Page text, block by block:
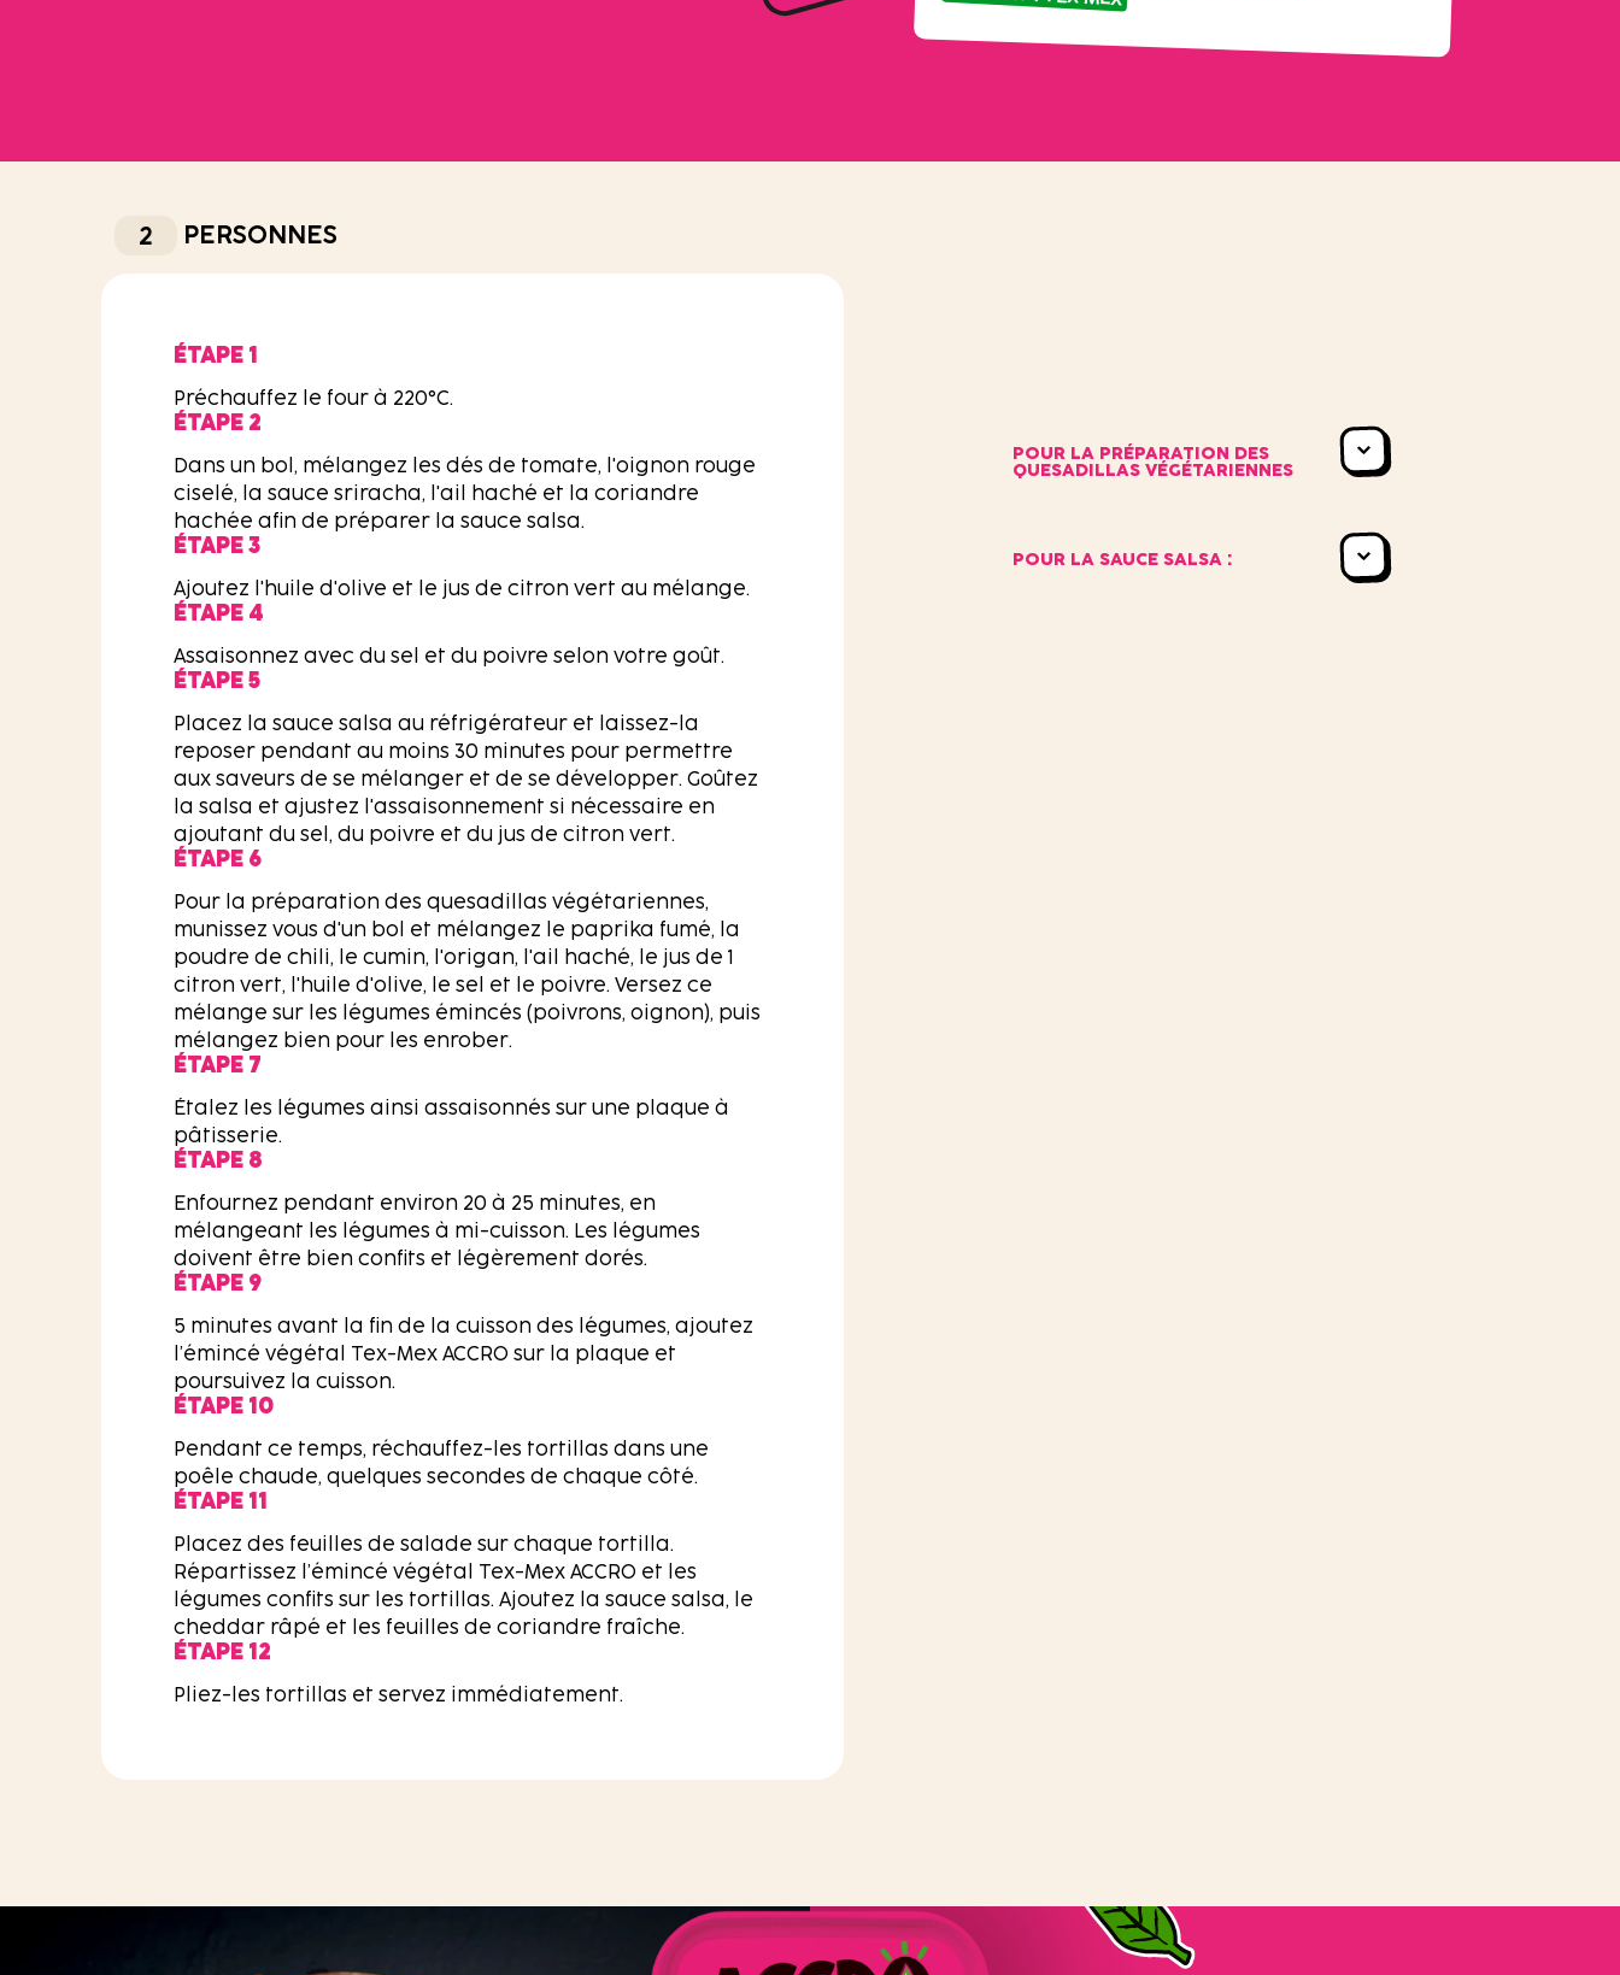
2 PERSONNES
POUR LA PRÉPARATION DES
QUESADILLAS VÉGÉTARIENNES
POUR LA SAUCE SALSA :
ÉTAPE 1
Préchauffez le four à 220°C.
ÉTAPE 2
Dans un bol, mélangez les dés de tomate, l'oignon rouge
ciselé, la sauce sriracha, l'ail haché et la coriandre
hachée afin de préparer la sauce salsa.
ÉTAPE 3
Ajoutez l'huile d'olive et le jus de citron vert au mélange.
ÉTAPE 4
Assaisonnez avec du sel et du poivre selon votre goût.
ÉTAPE 5
Placez la sauce salsa au réfrigérateur et laissez-la
reposer pendant au moins 30 minutes pour permettre
aux saveurs de se mélanger et de se développer. Goûtez
la salsa et ajustez l'assaisonnement si nécessaire en
ajoutant du sel, du poivre et du jus de citron vert.
ÉTAPE 6
Pour la préparation des quesadillas végétariennes,
munissez vous d'un bol et mélangez le paprika fumé, la
poudre de chili, le cumin, l'origan, l'ail haché, le jus de 1
citron vert, l'huile d'olive, le sel et le poivre. Versez ce
mélange sur les légumes émincés (poivrons, oignon), puis
mélangez bien pour les enrober.
ÉTAPE 7
Étalez les légumes ainsi assaisonnés sur une plaque à
pâtisserie.
ÉTAPE 8
Enfournez pendant environ 20 à 25 minutes, en
mélangeant les légumes à mi-cuisson. Les légumes
doivent être bien confits et légèrement dorés.
ÉTAPE 9
5 minutes avant la fin de la cuisson des légumes, ajoutez
l’émincé végétal Tex-Mex ACCRO sur la plaque et
poursuivez la cuisson.
ÉTAPE 10
Pendant ce temps, réchauffez-les tortillas dans une
poêle chaude, quelques secondes de chaque côté.
ÉTAPE 11
Placez des feuilles de salade sur chaque tortilla.
Répartissez l’émincé végétal Tex-Mex ACCRO et les
légumes confits sur les tortillas. Ajoutez la sauce salsa, le
cheddar râpé et les feuilles de coriandre fraîche.
ÉTAPE 12
Pliez-les tortillas et servez immédiatement.